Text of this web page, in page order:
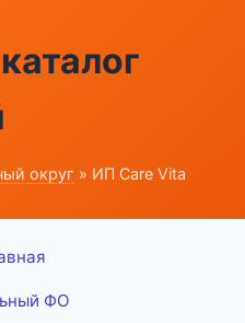
округ » ИП Care Vita
ФО